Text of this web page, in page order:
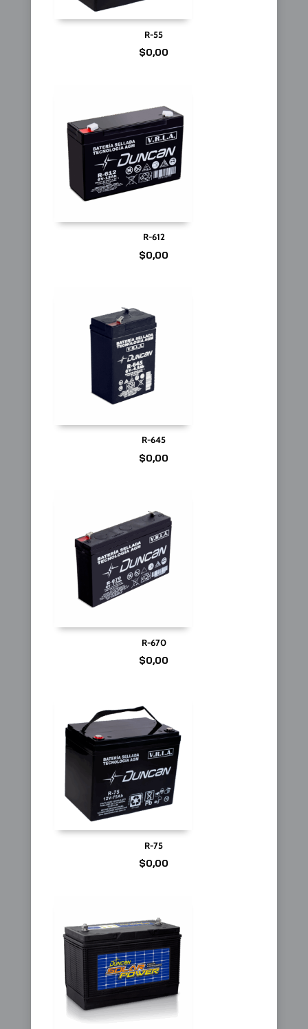
R-55
$0,00
R-612
$0,00
R-645
$0,00
R-670
$0,00
R-75
$0,00